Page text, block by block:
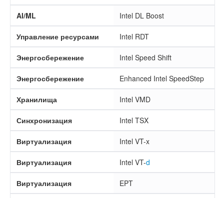
AI/ML Intel DL Boost
Управление ресурсами Intel RDT
Энергосбережение Intel Speed Shift
Энергосбережение Enhanced Intel SpeedStep
Хранилища Intel VMD
Синхронизация Intel TSX
Виртуализация Intel VT-x
Виртуализация Intel VT-d
Виртуализация EPT